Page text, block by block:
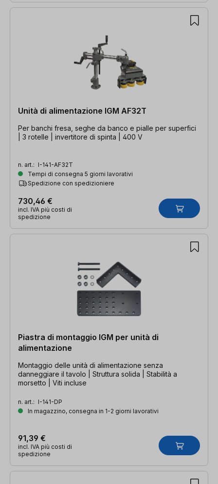
Unità di alimentazione IGM AF32T
Per banchi fresa, seghe da banco e pialle per superfici
| 3 rotelle | invertitore di spinta | 400 V
n. art.: I-141-AF32T
Tempi di consegna 5 giorni lavorativi
Spedizione con spedizioniere
730,46 €
incl. IVA più costi di
spedizione
Piastra di montaggio IGM per unità di
alimentazione
Montaggio delle unità di alimentazione senza
danneggiare il tavolo | Struttura solida | Stabilità a
morsetto | Viti incluse
n. art.: I-141-DP
In magazzino, consegna in 1-2 giorni lavorativi
91,39 €
incl. IVA più costi di
spedizione